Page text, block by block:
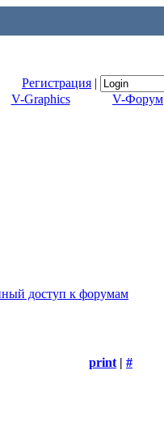
Регистрация |
V-Graphics
V-Форум
доступ к форумам
print | #